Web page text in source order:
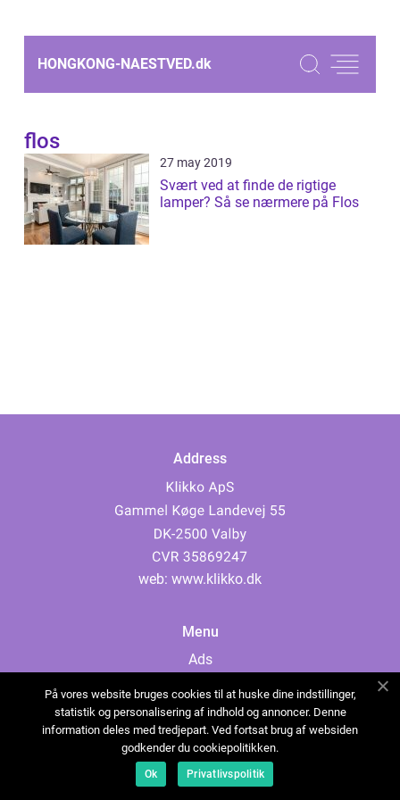
HONGKONG-NAESTVED.dk
flos
27 may 2019
Svært ved at finde de rigtige
lamper? Så se nærmere på Flos
Address
web: www.klikko.dk
Menu
Ads
Cookies
Contact
Sitemap
På vores website bruges cookies til at huske dine indstillinger,
statistik og personalisering af indhold og annoncer. Denne
information deles med tredjepart. Ved fortsat brug af websiden
godkender du cookiepolitikken.
Ok Privatlivspolitik